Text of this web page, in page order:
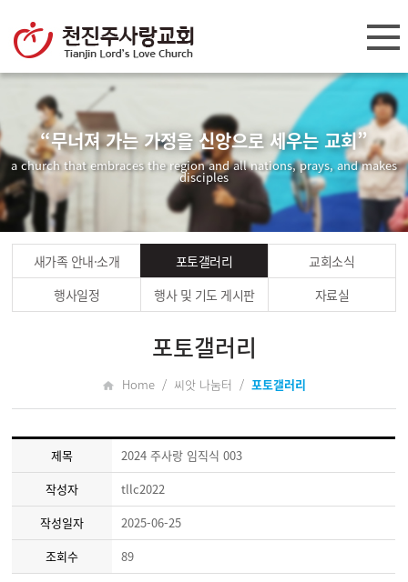
“무너져 가는 가정을 신앙으로 세우는 교회”
a church that embraces the region and all nations, prays, and makes
disciples
새가족 안내·소개 포토갤러리
교회소식
행사일정
행사 및 기도 게시판 자료실
포토갤러리
Home / 씨앗 나눔터 / 포토갤러리
제목
2024 주사랑 임직식 003
작성자
tllc2022
작성일자
2025-06-25
조회수
89